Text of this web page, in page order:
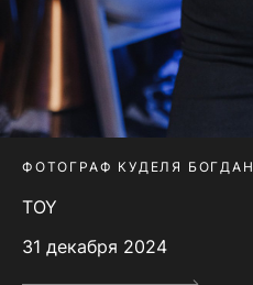
ФОТОГРАФ КУДЕЛЯ БОГДАН
TOY
31 декабря 2024